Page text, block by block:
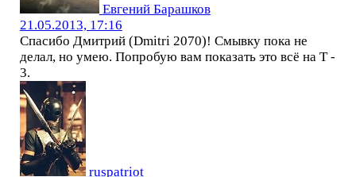
Евгений Барашков
21.05.2013, 17:16
Спасибо Дмитрий (Dmitri 2070)! Смывку пока не
делал, но умею. Попробую вам показать это всё на Т -
3.
ruspatriot